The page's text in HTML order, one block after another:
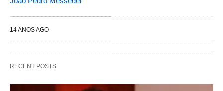
14 ANOS AGO
RECENT POSTS